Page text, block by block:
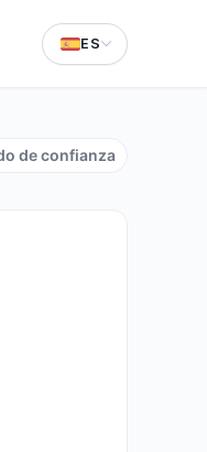
ES
de confianza